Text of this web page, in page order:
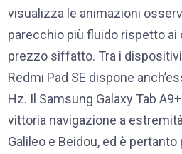
visualizza le animazioni
parecchio più fluido rispetto ai
prezzo siffatto. Tra i
Redmi Pad SE dispone
Hz. Il Samsung Galaxy Tab
vittoria navigazione a
Galileo e Beidou, ed è